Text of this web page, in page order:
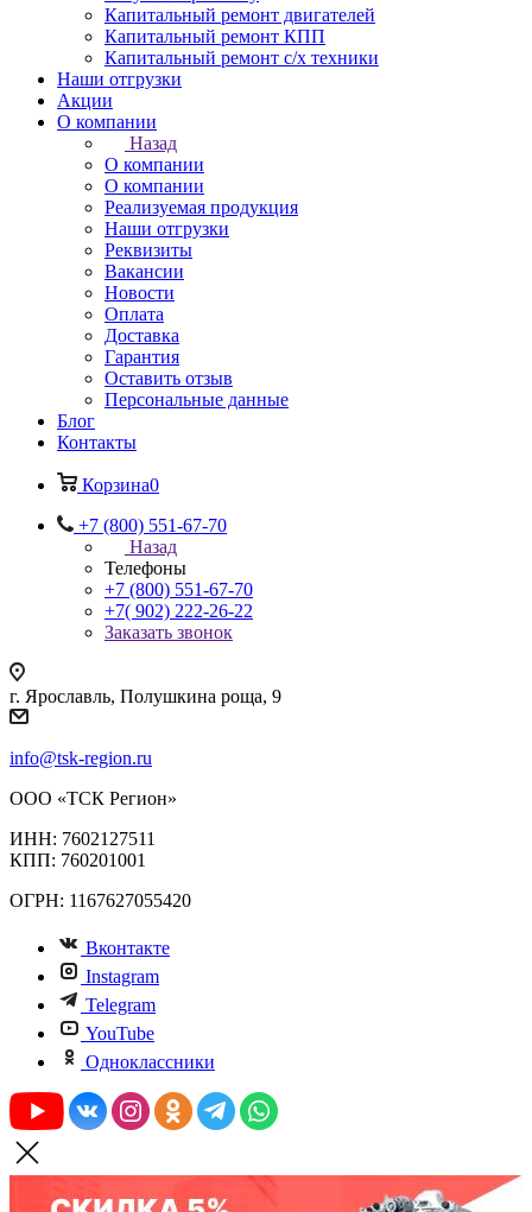
Капитальный ремонт двигателей
Капитальный ремонт КПП
Капитальный ремонт с/х техники
Наши отгрузки
Акции
О компании
Назад
О компании
О компании
Реализуемая продукция
Наши отгрузки
Реквизиты
Вакансии
Новости
Оплата
Доставка
Гарантия
Оставить отзыв
Персональные данные
Блог
Контакты
Корзина0
+7 (800) 551-67-70
Назад
Телефоны
+7 (800) 551-67-70
+7( 902) 222-26-22
Заказать звонок
г. Ярославль, Полушкина роща, 9
info@tsk-region.ru
ООО «ТСК Регион»
ИНН: 7602127511
КПП: 760201001
ОГРН: 1167627055420
Вконтакте
Instagram
Telegram
YouTube
Одноклассники